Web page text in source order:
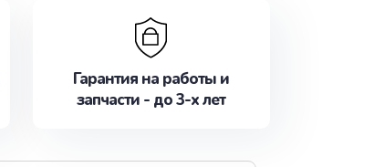
Гарантия на работы и
запчасти - до 3-х лет